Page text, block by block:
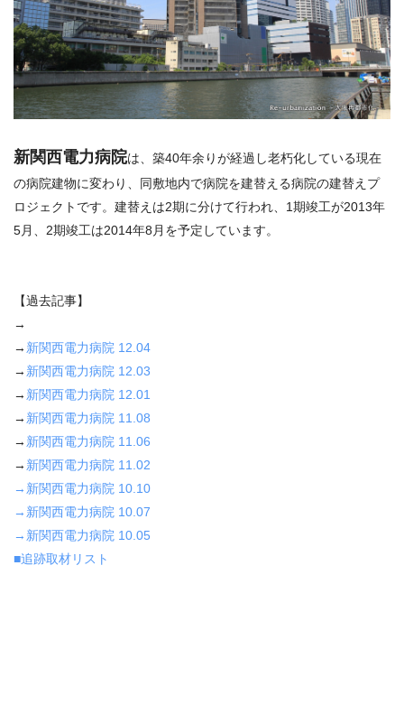
新関西電力病院は、築40年余りが経過し老朽化している現在
の病院建物に変わり、同敷地内で病院を建替える病院の建替えプ
ロジェクトです。建替えは2期に分けて行われ、1期竣工が2013年
5月、2期竣工は2014年8月を予定しています。
【過去記事】
→
→ 新関西電力病院 12.04
→ 新関西電力病院 12.03
→ 新関西電力病院 12.01
→ 新関西電力病院 11.08
→ 新関西電力病院 11.06
→ 新関西電力病院 11.02
→新関西電力病院 10.10
→新関西電力病院 10.07
→新関西電力病院 10.05
■追跡取材リスト